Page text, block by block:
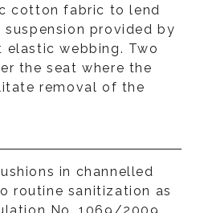
cotton fabric to lend
provided by
elastic webbing. Two
the seat where the
removal of the
in channelled
routine sanitization as